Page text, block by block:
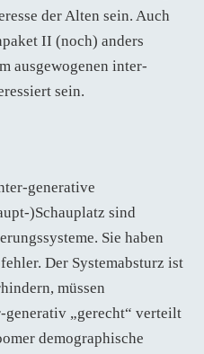
der Alten sein. Auch
II (noch) anders
ausgewogenen inter-
sein.
generative
)Schauplatz sind
Sie haben
Der Systemabsturz ist
müssen
generativ „gerecht“ verteilt
demographische